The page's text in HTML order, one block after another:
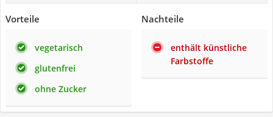
Vorteile
vegetarisch
glutenfrei
ohne Zucker
Nachteile
enthält künstliche
Farbstoffe